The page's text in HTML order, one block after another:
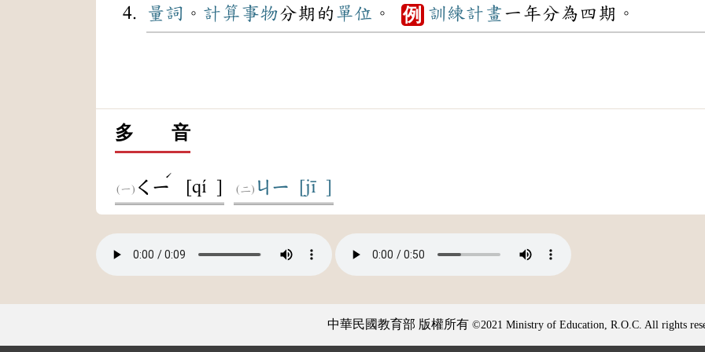
量詞 。 計算事物分期的 單位 。 例 訓練計畫 一年分為四期。
多 音
ㄑㄧ
ˊ
[qí ] ㄐㄧ [jī ]
中華民國教育部 版權所有 ©2021 Ministry of Education, R.O.C. All rights